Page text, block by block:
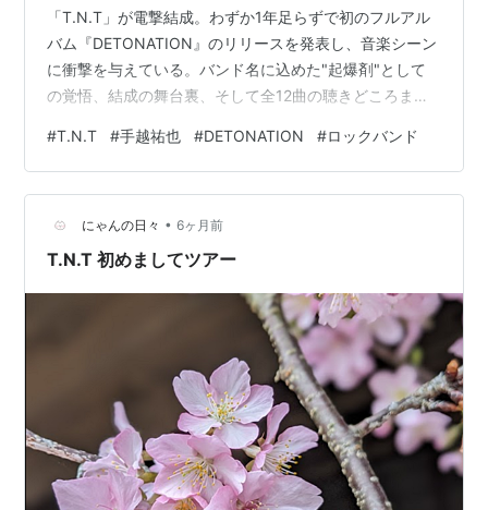
「T.N.T」が電撃結成。わずか1年足らずで初のフルアル
バム『DETONATION』のリリースを発表し、音楽シーン
に衝撃を与えている。バンド名に込めた"起爆剤"として
の覚悟、結成の舞台裏、そして全12曲の聴きどころま
限定先着特典+先着特典】DETONATION(トレーディング
カード91×55mm+アー写ステッカー) [ T.N.T ]価格:
3300 円楽天で詳細を見る ① T.N.Tとは何者か――グル
ープ基本情報・メンバー紹介 メンバー紹介 ② 結成1年で
フルアルバムを出せた理由―…
#T.N.T #手越祐也 #DETONATION #ロックバンド
にゃんの日々 • 6ヶ月前
T.N.T 初めましてツアー